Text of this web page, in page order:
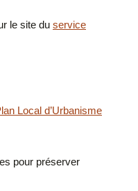
le site du service
Local d’Urbanisme
pour préserver